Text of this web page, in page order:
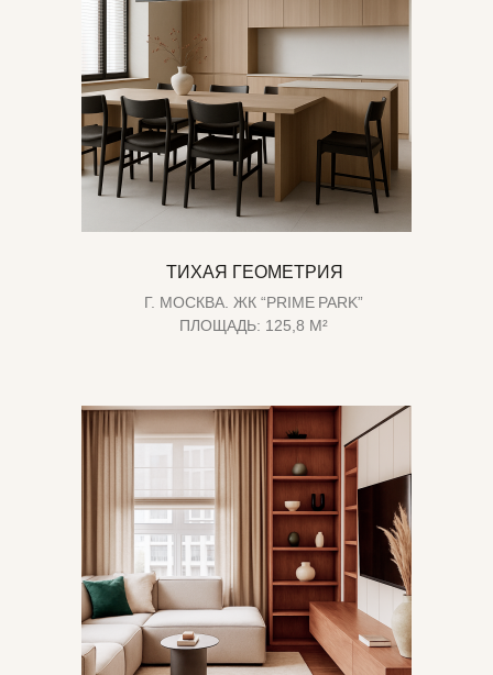
ТИХАЯ ГЕОМЕТРИЯ
Г. МОСКВА. ЖК “PRIME PARK”
ПЛОЩАДЬ: 125,8 М²